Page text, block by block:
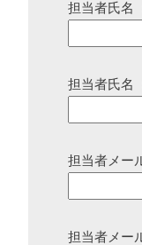
担当者氏名
担当者氏名
担当者メー
担当者メー